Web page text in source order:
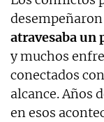
atravesaba un
y muchos
conectados
alcance. Años
en esos